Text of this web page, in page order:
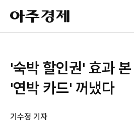
아
주
경
'숙박 할인권' 효과
'연박 카드' 꺼냈다
기수정 기자